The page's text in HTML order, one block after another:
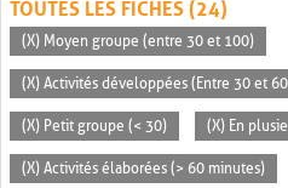
TOUTES LES FICHES (24)
(X) Moyen groupe (entre 30 et 100)
(X) Activités développées (Entre 30 et
(X) Petit groupe (< 30) (X) En
(X) Activités élaborées (> 60 minutes)